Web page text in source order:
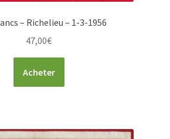
– Richelieu – 1-3-1956
47,00€
Acheter